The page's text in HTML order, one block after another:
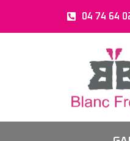
04 74 64